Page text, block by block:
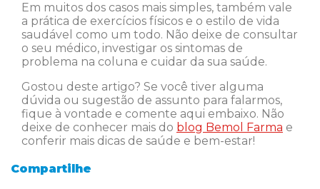
Em muitos dos casos mais simples, também vale
a prática de exercícios físicos e o estilo de vida
saudável como um todo. Não deixe de consultar
o seu médico, investigar os sintomas de
problema na coluna e cuidar da sua saúde.
Gostou deste artigo? Se você tiver alguma
dúvida ou sugestão de assunto para falarmos,
fique à vontade e comente aqui embaixo. Não
deixe de conhecer mais do blog Bemol Farma e
conferir mais dicas de saúde e bem-estar!
Compartilhe